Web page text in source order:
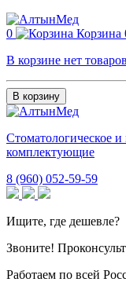
0 Корзина
В корзине нет товаров
В корзину
Стоматологическое
комплектующие
8 (960) 052-59-59
Ищите, где дешевле?
Звоните!
Работаем по всей